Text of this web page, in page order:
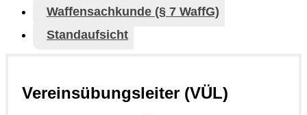
Waffensachkunde (§ 7 WaffG)
Standaufsicht
Vereinsübungsleiter (VÜL)